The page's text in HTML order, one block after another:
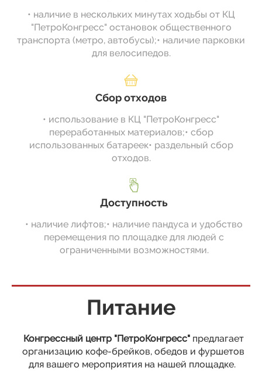
• наличие в нескольких минутах ходьбы от КЦ
"ПетроКонгресс" остановок общественного
транспорта (метро, автобусы);• наличие парковки
для велосипедов.
Сбор отходов
• использование в КЦ "ПетроКонгресс"
переработанных материалов;• сбор
использованных батареек• раздельный сбор
отходов.
Доступность
• наличие лифтов;• наличие пандуса и удобство
перемещения по площадке для людей с
ограниченными возможностями.
Питание
Конгрессный центр "ПетроКонгресс" предлагает
организацию кофе-брейков, обедов и фуршетов
для вашего мероприятия на нашей площадке.